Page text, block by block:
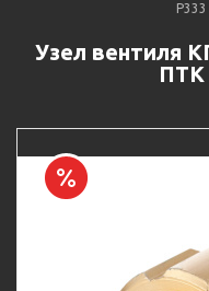
Узел вентиля
ПТК